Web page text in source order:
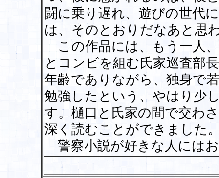
闘に乗り遅れ、遊びの世代
は、そのとおりだなあと思
この作品には、もう一人
とコンビを組む氏家巡査部
年齢でありながら、独身で
勉強したという、やはり少
す。樋口と氏家の間で交わ
深く読むことができました
警察小説が好きな人には